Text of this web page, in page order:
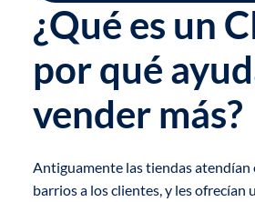
¿Qué es un
por qué
vender más?
Antiguamente las tiendas atendían
barrios a los clientes, y les ofrecían